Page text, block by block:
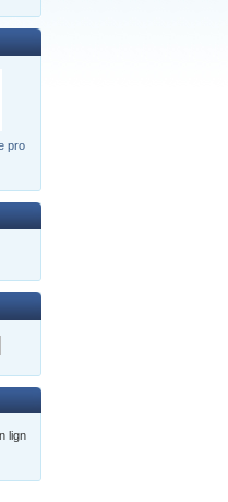
pro
lign